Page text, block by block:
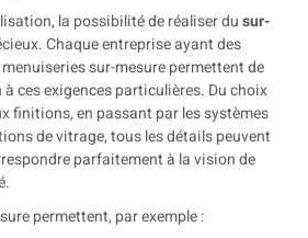
la possibilité de réaliser dusur-
Chaque entreprise ayant des
sur-mesure permettent de
ces exigences particulières. Du choix
finitions, en passant par les systèmes
de vitrage, tous les détails peuvent
parfaitement à la vision de
permettent, par exemple :